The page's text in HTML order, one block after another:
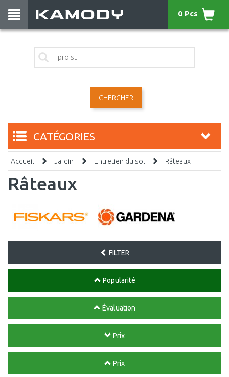
CHERCHER
0 Pcs
CATÉGORIES
Accueil Jardin Entretien du sol Râteaux
Râteaux
FILTER
Popularité
Évaluation
Prix
Prix